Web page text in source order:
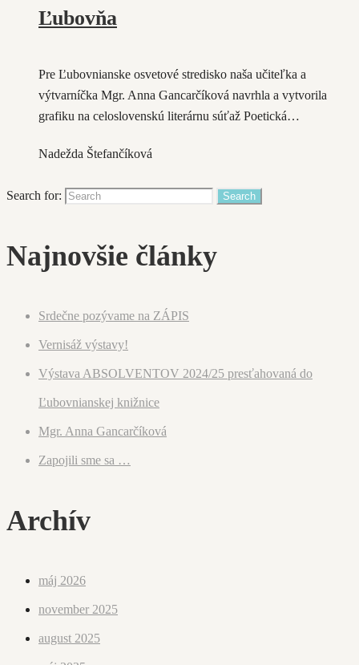
Ľubovňa
Pre Ľubovnianske osvetové stredisko naša učiteľka a
výtvarníčka Mgr. Anna Gancarčíková navrhla a vytvorila
grafiku na celoslovenskú literárnu súťaž Poetická…
Nadežda Štefančíková
Search for:
Najnovšie články
Srdečne pozývame na ZÁPIS
Vernisáž výstavy!
Výstava ABSOLVENTOV 2024/25 presťahovaná do
Ľubovnianskej knižnice
Mgr. Anna Gancarčíková
Zapojili sme sa …
Archív
máj 2026
november 2025
august 2025